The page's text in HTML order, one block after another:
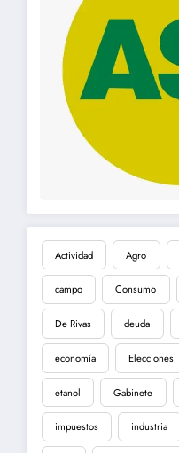
Actividad Agro
campo Consumo
De Rivas deuda
economía Elecciones
etanol Gabinete
impuestos industria